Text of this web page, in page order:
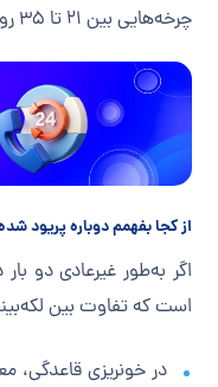
چرخه‌هایی بین ۲۱ تا ۳۵ روز نیز در محدوده طبیعی قرار دارند.
از کجا بفهمم دوباره پریود
اگر به‌طور غیرعادی دو
است که تفاوت بین
در خونریزی قاعدگی،